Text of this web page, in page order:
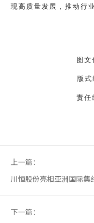
现高质量发展，推动行
图
版
责
上一篇：
川恒股份亮相亚洲国际集
下一篇：